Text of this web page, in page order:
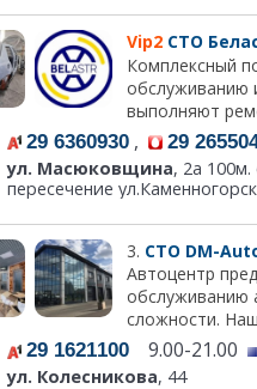
Vip2 СТО
Комплексный
обслуживанию
выполняют
29 6360930 , 29
ул. Масюковщина, 2а 100м.
пересечение
3. СТО DM-
Автоцентр
обслуживанию
сложности.
29 1621100 9.00-21.00
ул. Колесникова, 44